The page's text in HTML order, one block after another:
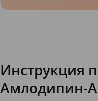
Инструкция
Амлодипин-